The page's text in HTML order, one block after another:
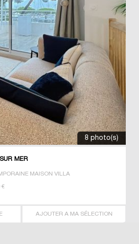
8 photo(s)
MER
MAISON VILLA
€
AJOUTER A MA SÉLECTION